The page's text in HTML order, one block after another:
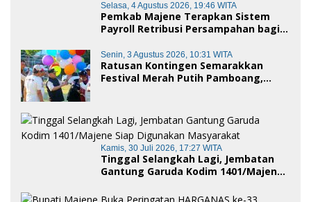
Selasa, 4 Agustus 2026, 19:46 WITA
Pemkab Majene Terapkan Sistem
Payroll Retribusi Persampahan bagi
Publik
Senin, 3 Agustus 2026, 10:31 WITA
Ratusan Kontingen Semarakkan
Festival Merah Putih Pamboang,
Kamis, 30 Juli 2026, 17:27 WITA
Tinggal Selangkah Lagi, Jembatan
Gantung Garuda Kodim 1401/Majene